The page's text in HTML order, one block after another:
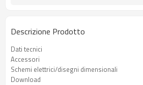
Descrizione Prodotto
Dati tecnici
Accessori
Schemi elettrici/disegni dimensionali
Download